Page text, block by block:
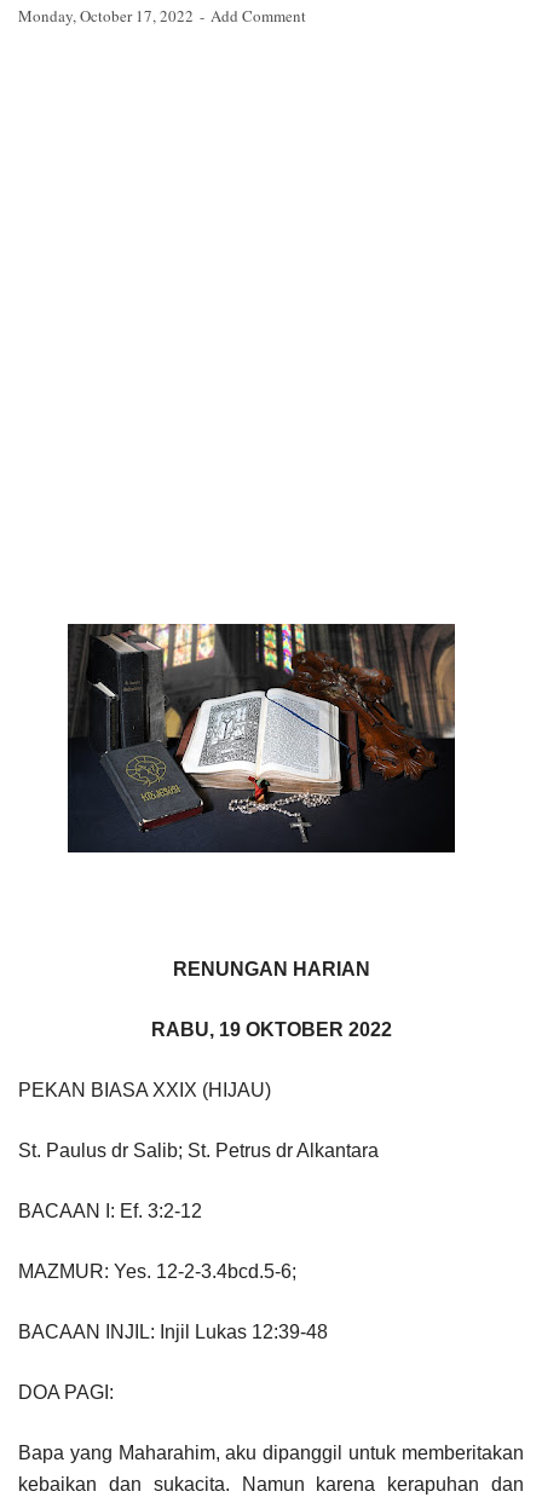
Monday, October 17, 2022 Add Comment
RENUNGAN HARIAN
RABU, 19 OKTOBER 2022
PEKAN BIASA XXIX (HIJAU)
St. Paulus dr Salib; St. Petrus dr Alkantara
BACAAN I: Ef. 3:2-12
MAZMUR: Yes. 12-2-3.4bcd.5-6;
BACAAN INJIL: Injil Lukas 12:39-48
DOA PAGI:
Bapa yang Maharahim, aku dipanggil untuk memberitakan
kebaikan dan sukacita. Namun karena kerapuhan dan